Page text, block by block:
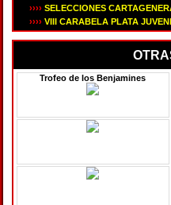
›››› SELECCIONES
›››› VIII CARABELA PLATA
Trofeo de los Benjamines